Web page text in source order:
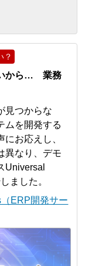
？
いから… 業務
見つからな
ムを開発する
お応えし、
異なり、デモ
Universal
ました。
ERP開発サー